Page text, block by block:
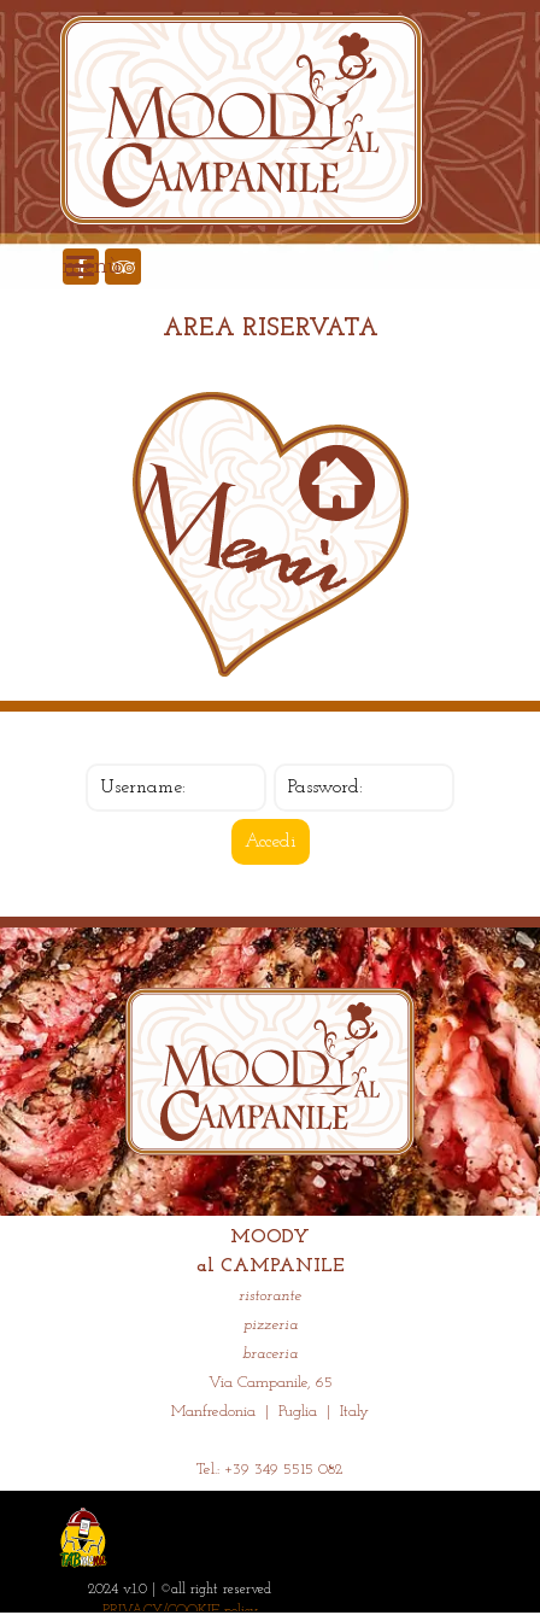
Vai ai contenuti
menù
AREA RISERVATA
MOODY
al CAMPANILE
ristorante
pizzeria
braceria
Via Campanile, 65
Manfredonia | Puglia | Italy
Tel.: +39 349 5515 082
2024 v.1.0 |
©all right reserved
PRIVACY/COOKIE policy